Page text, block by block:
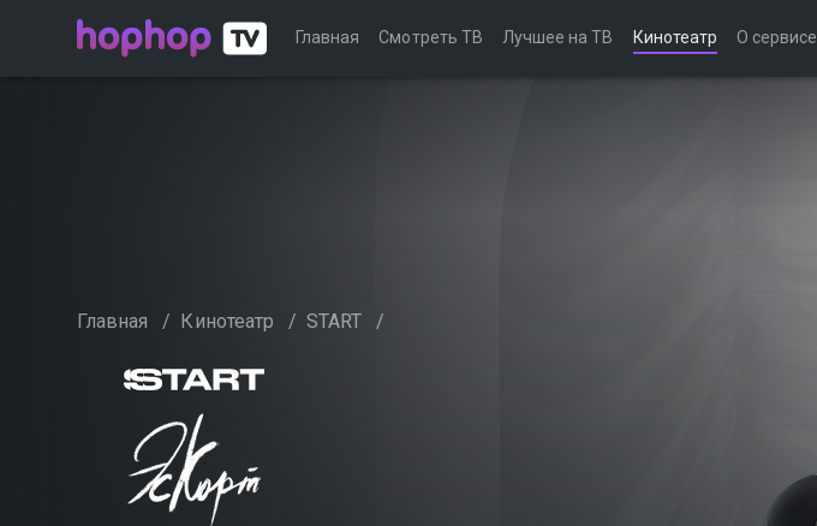
Главная Смотреть ТВ Лучшее на ТВ Кинотеатр О сервисе
Главная / Кинотеатр / START /